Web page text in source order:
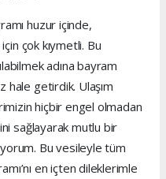
huzur içinde,
çok kıymetli. Bu
adına bayram
hale getirdik. Ulaşım
hiçbir engel olmadan
sağlayarak mutlu bir
Bu vesileyle tüm
en içten dileklerimle